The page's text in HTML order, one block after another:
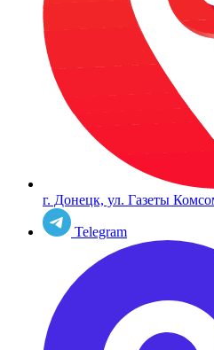
г. Донецк, ул. Газеты
Telegram